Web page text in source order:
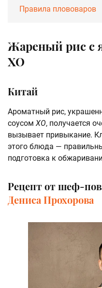
Правила плововаров
Жареный рис с
XO
Китай
Ароматный рис,
соусом XO, получается
вызывает привыкание.
этого блюда —
подготовка к
Рецепт от шеф-
Дениса Прохорова